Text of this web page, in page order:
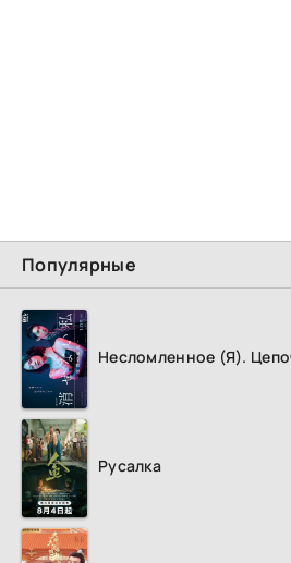
Популярные
Несломленное (Я).
Русалка